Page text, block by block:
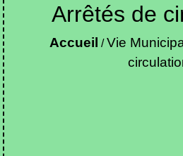
Arrêtés de
Accueil /Vie